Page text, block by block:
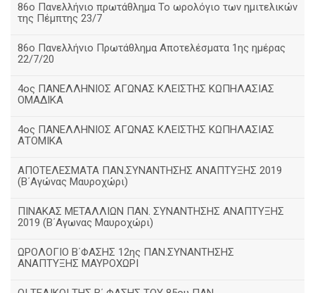
86ο Πανελλήνιο πρωτάθλημα Το ωρολόγιο των ημιτελικών
της Πέμπτης 23/7
86ο Πανελλήνιο Πρωτάθλημα Αποτελέσματα 1ης ημέρας
22/7/20
4ος ΠΑΝΕΛΛΗΝΙΟΣ ΑΓΩΝΑΣ ΚΛΕΙΣΤΗΣ ΚΩΠΗΛΑΣΙΑΣ
ΟΜΑΔΙΚΑ
4ος ΠΑΝΕΛΛΗΝΙΟΣ ΑΓΩΝΑΣ ΚΛΕΙΣΤΗΣ ΚΩΠΗΛΑΣΙΑΣ
ΑΤΟΜΙΚΑ
ΑΠΟΤΕΛΕΣΜΑΤΑ ΠΑΝ.ΣΥΝΑΝΤΗΣΗΣ ΑΝΑΠΤΥΞΗΣ 2019
(B΄Αγώνας Μαυροχώρι)
ΠΙΝΑΚΑΣ ΜΕΤΑΛΛΙΩΝ ΠΑΝ. ΣΥΝΑΝΤΗΣΗΣ ΑΝΑΠΤΥΞΗΣ
2019 (Β΄Αγωνας Μαυροχώρι)
ΩΡΟΛΟΓΙΟ Β΄ΦΑΣΗΣ 12ης ΠΑΝ.ΣΥΝΑΝΤΗΣΗΣ
ΑΝΑΠΤΥΞΗΣ ΜΑΥΡΟΧΩΡΙ